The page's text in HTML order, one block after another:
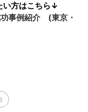
方はこちら↓
功事例紹介 (東京・